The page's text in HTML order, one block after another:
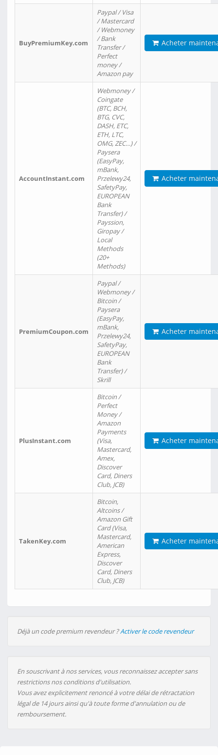
BuyPremiumKey.com
Paypal / Visa
/ Mastercard
/ Webmoney
/ Bank
Transfer /
Perfect
money /
Amazon pay
Acheter
AccountInstant.com
Webmoney /
Coingate
(BTC, BCH,
BTG, CVC,
DASH, ETC,
ETH, LTC,
OMG, ZEC…) /
Paysera
(EasyPay,
mBank,
Przelewy24,
SafetyPay,
EUROPEAN
Bank
Transfer) /
Payssion,
Giropay /
Local
Methods
(20+
Methods)
Acheter
PremiumCoupon.com
Paypal /
Webmoney /
Bitcoin /
Paysera
(EasyPay,
mBank,
Przelewy24,
SafetyPay,
EUROPEAN
Bank
Transfer) /
Skrill
Acheter
PlusInstant.com
Bitcoin /
Perfect
Money /
Amazon
Payments
(Visa,
Mastercard,
Amex,
Discover
Card, Diners
Club, JCB)
Acheter
TakenKey.com
Bitcoin,
Altcoins /
Amazon Gift
Card (Visa,
Mastercard,
American
Express,
Discover
Card, Diners
Club, JCB)
Acheter
Déjà un code premium revendeur ?Activer le code revendeur
En souscrivant à nos services, vous reconnaissez accepter sans
restrictions nos conditions d'utilisation.
Vous avez explicitement renoncé à votre délai de rétractation
légal de 14 jours ainsi qu'à toute forme d'annulation ou de
remboursement.